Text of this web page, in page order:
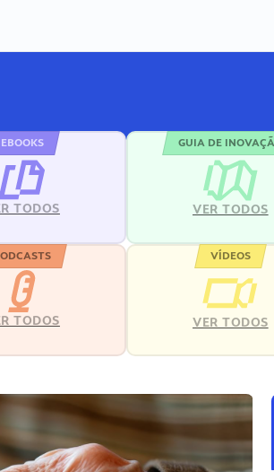
EBOOKS
TODOS
GUIA DE
VER TODOS
TODOS
VÍDEOS
VER TODOS